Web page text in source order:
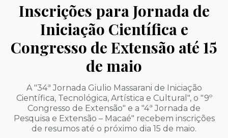
Inscrições para Jornada de
Iniciação Científica e
Congresso de Extensão até 15
de maio
A "34ª Jornada Giulio Massarani de Iniciação
Científica, Tecnológica, Artística e Cultural", o "9º
Congresso de Extensão" e a "4ª Jornada de
Pesquisa e Extensão – Macaé" recebem inscrições
de resumos até o próximo dia 15 de maio.